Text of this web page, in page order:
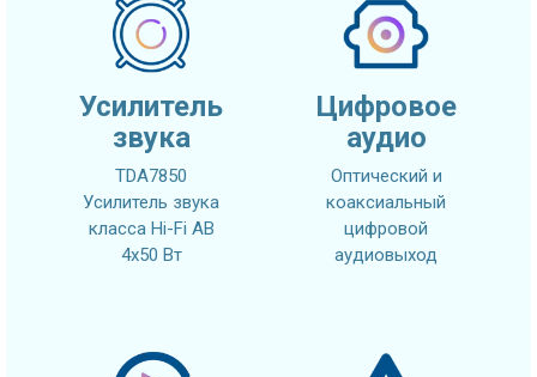
Усилитель
звука
TDA7850
Усилитель звука
класса Hi-Fi AB
4x50 Вт
Цифровое
аудио
Оптический и
коаксиальный
цифровой
аудиовыход